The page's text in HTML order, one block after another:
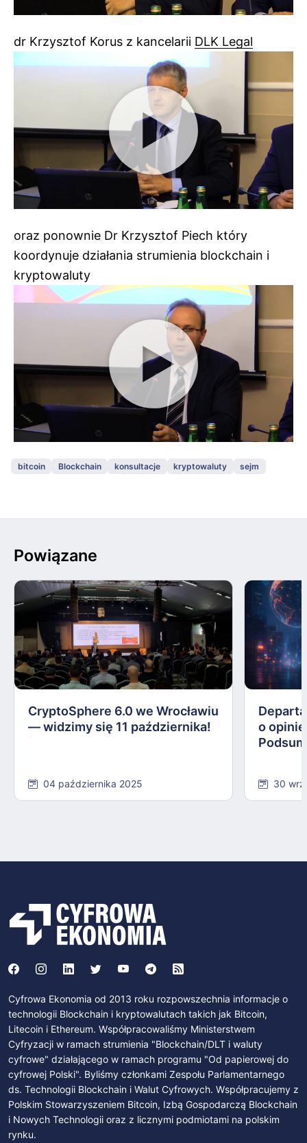
dr Krzysztof Korus z kancelarii DLK Legal
oraz ponownie Dr Krzysztof Piech który
koordynuje działania strumienia blockchain i
kryptowaluty
bitcoin Blockchain konsultacje kryptowaluty sejm
Powiązane
CryptoSphere 6.0 we Wrocławiu
— widzimy się 11 października!
04 października 2025
o opinie
30
Cyfrowa Ekonomia od 2013 roku rozpowszechnia informacje o
technologii Blockchain i kryptowalutach takich jak Bitcoin,
Litecoin i Ethereum. Współpracowaliśmy Ministerstwem
Cyfryzacji w ramach strumienia "Blockchain/DLT i waluty
cyfrowe" działającego w ramach programu "Od papierowej do
cyfrowej Polski". Byliśmy członkami Zespołu Parlamentarnego
ds. Technologii Blockchain i Walut Cyfrowych. Współpracujemy z
Polskim Stowarzyszeniem Bitcoin, Izbą Gospodarczą Blockchain
i Nowych Technologii oraz z licznymi podmiotami na polskim
rynku.